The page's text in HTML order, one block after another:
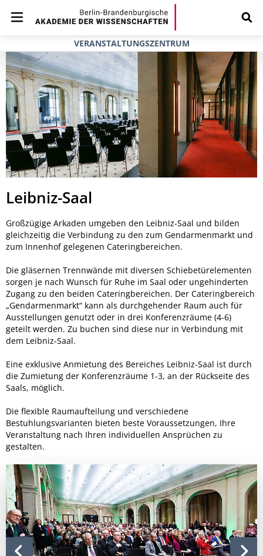
VERANSTALTUNGSZENTRUM
Leibniz-Saal
Großzügige Arkaden umgeben den Leibniz-Saal und bilden
gleichzeitig die Verbindung zu den zum Gendarmenmarkt und
zum Innenhof gelegenen Cateringbereichen.
Die gläsernen Trennwände mit diversen Schiebetürelementen
sorgen je nach Wunsch für Ruhe im Saal oder ungehinderten
Zugang zu den beiden Cateringbereichen. Der Cateringbereich
„Gendarmenmarkt“ kann als durchgehender Raum auch für
Ausstellungen genutzt oder in drei Konferenzräume (4-6)
geteilt werden. Zu buchen sind diese nur in Verbindung mit
dem Leibniz-Saal.
Eine exklusive Anmietung des Bereiches Leibniz-Saal ist durch
die Zumietung der Konferenzräume 1-3, an der Rückseite des
Saals, möglich.
Die flexible Raumaufteilung und verschiedene
Bestuhlungsvarianten bieten beste Voraussetzungen, Ihre
Veranstaltung nach Ihren individuellen Ansprüchen zu
gestalten.